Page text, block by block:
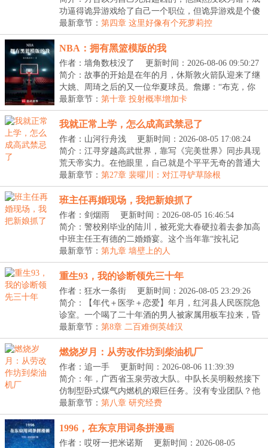
功逼得诡异游戏给了自己一个职位，但诡异游戏是个傻
叉...
最新章节： 第四章 这里好像有个死萝莉控
NBA：拥有黑篮模版的我
作者：墙角数枝没了
更新时间：2026-08-06 09:50:27
简介：故事的开始是在年的月，休斯敦火箭队迎来了继
大姚、周琦之后的又一位华夏球员。詹娜：“布克，你
不...
最新章节： 第十章 投射概率增加卡
我就正常上学，怎么成高武禁忌了
作者：山河行舟浅
更新时间：2026-08-05 17:08:24
简介：江寻穿越高武世界，靠写《完美世界》同步具现
荒天帝实力。在他眼里，自己就是个平平无奇的普通大
学...
最新章节： 第27章 裴曜川：对江寻铲草除根
班主任再婚现场，我把新娘抓了
作者：剑烟雨
更新时间：2026-08-05 16:46:54
简介：警校刚毕业的陆川，被死党大春硬拉着去参加高
中班主任王有德的二婚婚宴。这个当年靠“按礼记
人”、...
最新章节： 第九章 墙壁上的人
重生93，我的诊断领先三十年
作者：狂水一条街
更新时间：2026-08-05 23:29:26
简介：【年代＋医学＋恋爱】年月，红河县人民医院急
诊室。一个喝了二十年酒的男人被家属用板车拉来，昏
迷...
最新章节： 第8章 二百难倒英雄汉
燃烧岁月：从劳改作坊到柴油机厂
作者：追一手
更新时间：2026-08-06 11:39:39
简介：年，广西省玉泉劳改大队。中队长吴明毅然接下
仿制型卧式煤气内燃机的艰巨任务。没有专业团队？他
甄...
最新章节： 第八章 研究经费
1996，在东京用词条拼漫画
作者：哎呀一把米诺斯
更新时间：2026-08-05